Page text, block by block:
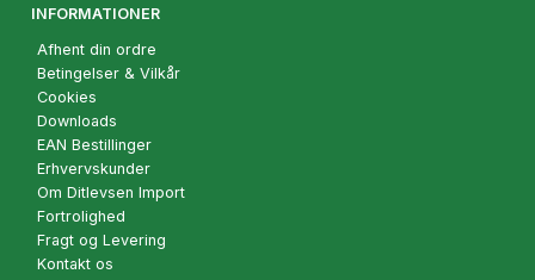
INFORMATIONER
Afhent din ordre
Betingelser & Vilkår
Cookies
Downloads
EAN Bestillinger
Erhvervskunder
Om Ditlevsen Import
Fortrolighed
Fragt og Levering
Kontakt os